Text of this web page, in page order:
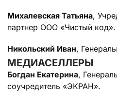
Михалевская Татьяна,
партнер ООО «Чистый код».
Никольский Иван,
МЕДИАСЕЛЛЕРЫ
Богдан Екатерина,
соучредитель «ЭКРАН».